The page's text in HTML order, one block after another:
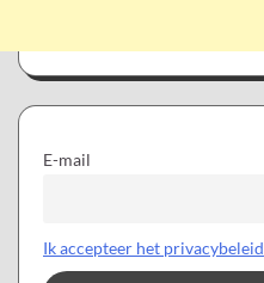
E-mail
Ik accepteer het privacybeleid